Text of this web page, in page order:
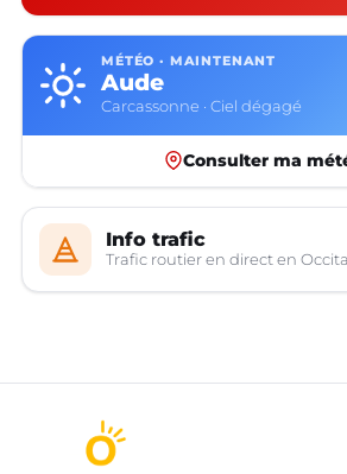
MÉTÉO · MAINTENANT
Aude
Carcassonne · Ciel dégagé
Consulter ma
Info trafic
Trafic routier en direct en